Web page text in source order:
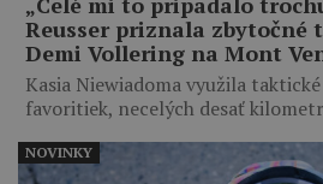
Reusser priznala zbytočné
Demi Vollering na Mont
Kasia Niewiadoma využila
favoritiek, necelých desať
NOVINKY